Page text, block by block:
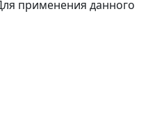
применения данного